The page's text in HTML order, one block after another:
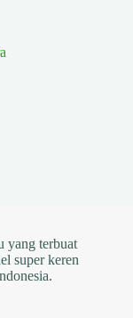
yang terbuat
super keren